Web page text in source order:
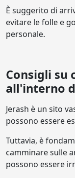
È suggerito di
evitare le folle e
personale.
Consigli su
all'interno
Jerash è un sito
possono essere
Tuttavia, è
camminare sulle
possono essere